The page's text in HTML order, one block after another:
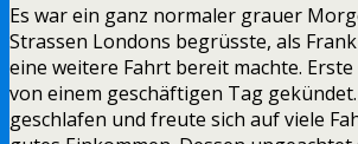
Es war ein ganz normaler grauer
Strassen Londons begrüsste, als
eine weitere Fahrt bereit machte.
von einem geschäftigen Tag
geschlafen und freute sich auf viele